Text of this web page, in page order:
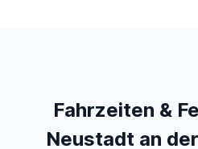
Fahrzeiten &
Neustadt an